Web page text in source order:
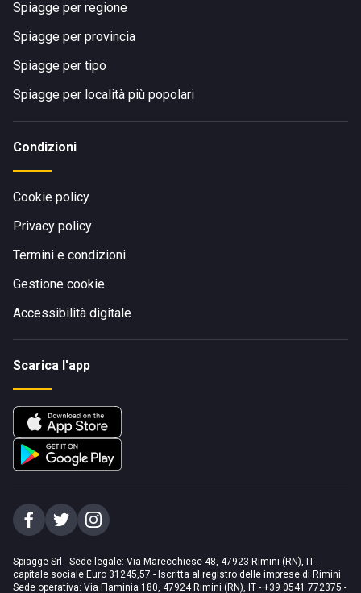
Spiagge per regione
Spiagge per provincia
Spiagge per tipo
Spiagge per località più popolari
Condizioni
Cookie policy
Privacy policy
Termini e condizioni
Gestione cookie
Accessibilità digitale
Scarica l'app
Spiagge Srl - Sede legale: Via Marecchiese 48, 47923 Rimini (RN), IT -
capitale sociale Euro 31245,57 - Iscritta al registro delle imprese di Rimini
Sede operativa: Via Flaminia 180, 47924 Rimini (RN), IT - +39 0541 772375 -